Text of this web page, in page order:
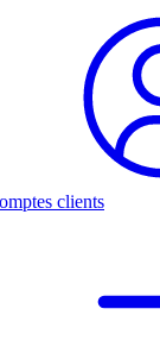
clients